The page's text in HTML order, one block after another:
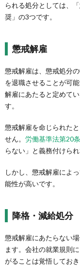
られる処分としては、
奨」の3つです。
懲戒解雇
懲戒解雇は、懲戒処分
を退職させることが可
解雇にあたると定めて
す。
懲戒解雇を命じられた
せん。 労働基準法第20条
らない」と義務付けられ
しかし、懲戒解雇によ
能性が高いです。
降格・減給処分
懲戒解雇にあたらない
ます。会社の就業規則
がることは覚悟しておき